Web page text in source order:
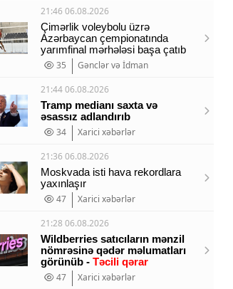
21:46 06.08.2026
Çimərlik voleybolu üzrə
Azərbaycan çempionatında
yarımfinal mərhələsi başa çatıb
35
Gənclər və İdman
21:44 06.08.2026
Tramp medianı saxta və
əsassız adlandırıb
34
Xarici xəbərlər
21:36 06.08.2026
Moskvada isti hava rekordlara
yaxınlaşır
47
Xarici xəbərlər
21:28 06.08.2026
Wildberries satıcıların mənzil
nömrəsinə qədər məlumatları
görünüb - Təcili qərar
47
Xarici xəbərlər